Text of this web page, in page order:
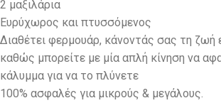
2 μαξιλάρια
Ευρύχωρος και πτυσσόμενος
Διαθέτει φερμουάρ, κάνοντάς σας τη ζωή
καθώς μπορείτε με μία απλή κίνηση να
κάλυμμα για να το πλύνετε
100% ασφαλές για μικρούς & μεγάλους.